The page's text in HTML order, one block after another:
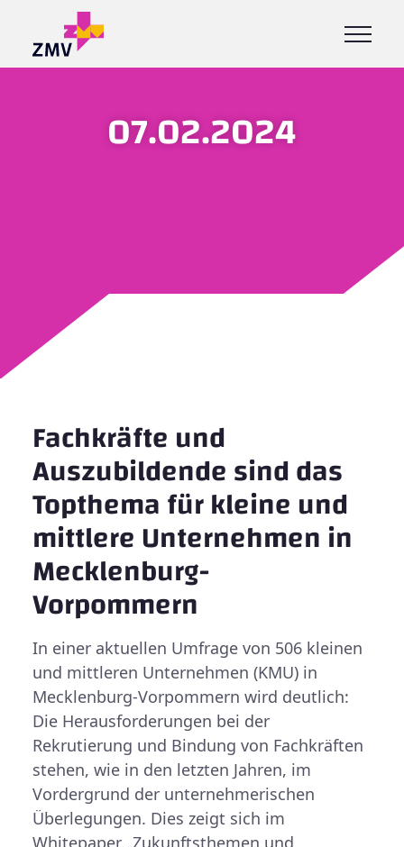
07.02.2024
Fachkräfte und
Auszubildende sind das
Topthema für kleine und
mittlere Unternehmen in
Mecklenburg-
Vorpommern
In einer aktuellen Umfrage von 506 kleinen
und mittleren Unternehmen (KMU) in
Mecklenburg-Vorpommern wird deutlich:
Die Herausforderungen bei der
Rekrutierung und Bindung von Fachkräften
stehen, wie in den letzten Jahren, im
Vordergrund der unternehmerischen
Überlegungen. Dies zeigt sich im
Whitepaper „Zukunftsthemen und